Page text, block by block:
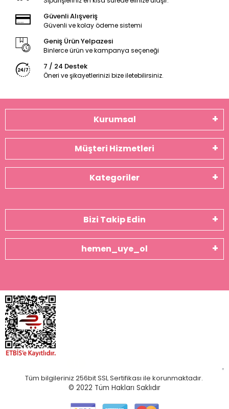
Güvenli Alışveriş
Güvenli ve kolay ödeme sistemi
Geniş Ürün Yelpazesi
Binlerce ürün ve kampanya seçeneği
7 / 24 Destek
Öneri ve şikayetlerinizi bize iletebilirsiniz.
Kurumsal
Müşteri Hizmetleri
Kategoriler
Bizi Takip Edin
hemen_uye_ol
Tüm bilgileriniz 256bit SSL Sertifikası ile korunmaktadır.
© 2022 Tüm Hakları Saklıdır